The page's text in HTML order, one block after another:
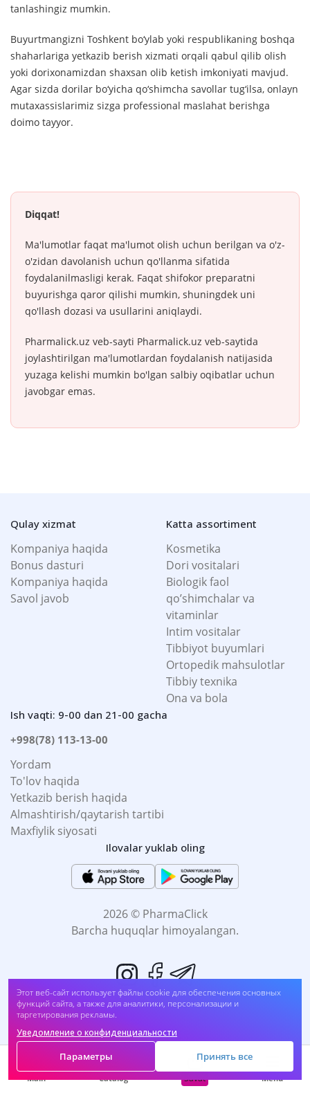
Этот веб-сайт использует файлы cookie для обеспечения основных
функций сайта, а также для аналитики, персонализации и
таргетирования рекламы.
Уведомление о конфиденциальности
Параметры Принять все
tanlashingiz mumkin.
Buyurtmangizni Toshkent bo‘ylab yoki respublikaning boshqa
shaharlariga yetkazib berish xizmati orqali qabul qilib olish
yoki dorixonamizdan shaxsan olib ketish imkoniyati mavjud.
Agar sizda dorilar bo‘yicha qo‘shimcha savollar tug‘ilsa, onlayn
mutaxassislarimiz sizga professional maslahat berishga
doimo tayyor.
Diqqat!
Ma'lumotlar faqat ma'lumot olish uchun berilgan va o'z-
o'zidan davolanish uchun qo'llanma sifatida
foydalanilmasligi kerak. Faqat shifokor preparatni
buyurishga qaror qilishi mumkin, shuningdek uni
qo'llash dozasi va usullarini aniqlaydi.
Pharmalick.uz veb-sayti Pharmalick.uz veb-saytida
joylashtirilgan ma'lumotlardan foydalanish natijasida
yuzaga kelishi mumkin bo'lgan salbiy oqibatlar uchun
javobgar emas.
Qulay xizmat
Kompaniya haqida
Bonus dasturi
Kompaniya haqida
Savol javob
Katta assortiment
Kosmetika
Dori vositalari
Biologik faol
qo’shimchalar va
vitaminlar
Intim vositalar
Tibbiyot buyumlari
Ortopedik mahsulotlar
Tibbiy texnika
Ona va bola
Ish vaqti: 9-00 dan 21-00 gacha
+998(78) 113-13-00
Yordam
To'lov haqida
Yetkazib berish haqida
Almashtirish/qaytarish tartibi
Maxfiylik siyosati
Ilovalar yuklab oling
2026 © PharmaClick
Barcha huquqlar himoyalangan.
Main Catalog Savat Menu